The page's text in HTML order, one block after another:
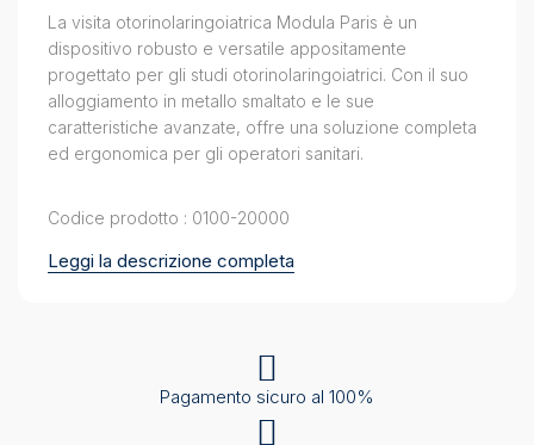
La visita otorinolaringoiatrica Modula Paris è un
dispositivo robusto e versatile appositamente
progettato per gli studi otorinolaringoiatrici. Con il suo
alloggiamento in metallo smaltato e le sue
caratteristiche avanzate, offre una soluzione completa
ed ergonomica per gli operatori sanitari.
Codice prodotto : 0100-20000
Leggi la descrizione completa
Pagamento sicuro al 100%